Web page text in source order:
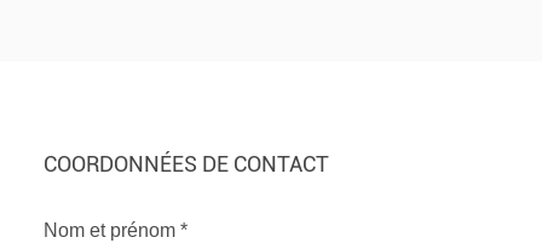
COORDONNÉES DE CONTACT
Nom et prénom *